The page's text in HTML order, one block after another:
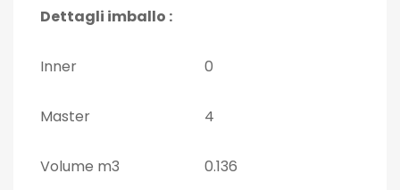
Dettagli imballo :
Inner 0
Master 4
Volume m3 0.136